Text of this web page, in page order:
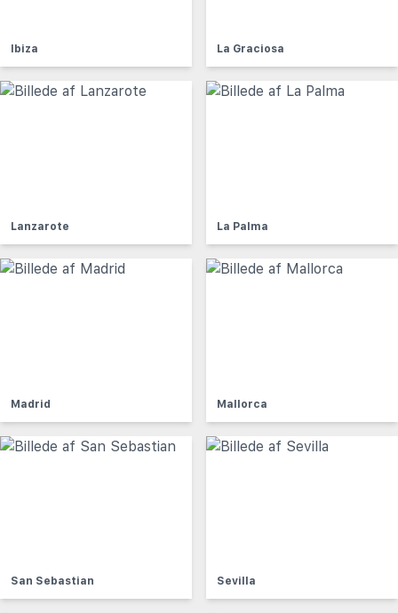
Ibiza La Graciosa
Lanzarote La Palma
Madrid Mallorca
San Sebastian Sevilla